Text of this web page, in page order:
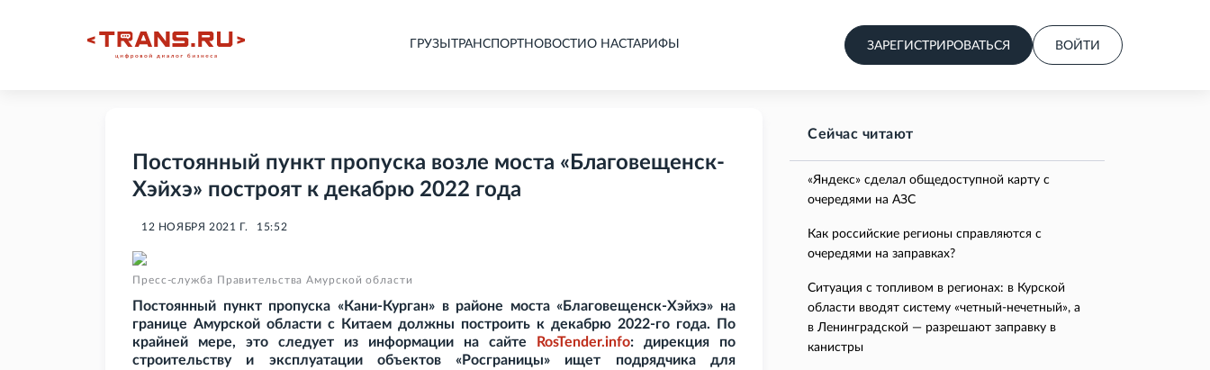
ГРУЗЫ ТРАНСПОРТНОВОСТИ О НАСТАРИФЫ ЗАРЕГИСТРИРОВАТЬСЯ ВОЙТИ
Постоянный пункт пропуска возле моста «Благовещенск-
Хэйхэ» построят к декабрю 2022 года
12 НОЯБРЯ 2021 Г. 15:52
Пресс-служба Правительства Амурской области
Постоянный пункт пропуска «Кани-Курган» в районе моста «Благовещенск-Хэйхэ» на
границе Амурской области с Китаем должны построить к декабрю 2022-го года. По
крайней мере, это следует из информации на сайте
RosTender.info: дирекция по
строительству и эксплуатации объектов «Росграницы» ищет подрядчика для
Сейчас читают
«Яндекс» сделал общедоступной карту с
очередями на АЗС
Как российские регионы справляются с
очередями на заправках?
Ситуация с топливом в регионах: в Курской
области вводят систему «четный-нечетный», а
в Ленинградской — разрешают заправку в
канистры